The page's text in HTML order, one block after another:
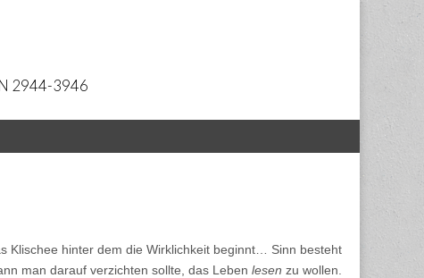
2944-3946
Klischee hinter dem die Wirklichkeit beginnt… Sinn besteht
man darauf verzichten sollte, das Leben lesen zu wollen.